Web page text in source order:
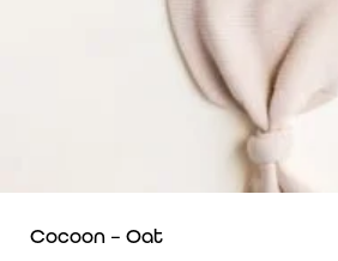
Cocoon – Oat